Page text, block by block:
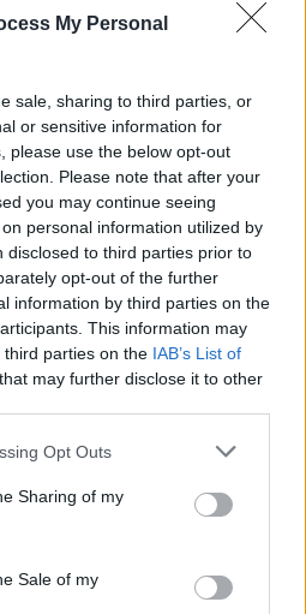
My Personal
sale, sharing to third parties, or
or sensitive information for
please use the below opt-out
Please note that after your
you may continue seeing
personal information utilized by
disclosed to third parties prior to
opt-out of the further
information by third parties on the
This information may
parties on the IAB’s List of
that may further disclose it to other
app uses one or more Google
behaviour. You may click to
and its third-party tags to
purposes in below Google
Opt Outs
Sharing of my
Sale of my